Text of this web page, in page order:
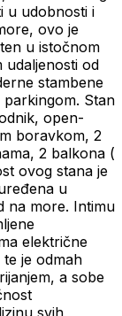
u udobnosti i
ovo je
u istočnom
udaljenosti od
stambene
Stan
open-
boravkom, 2
2 balkona (
ovog stana je
u
na more. Intimu
električne
je odmah
a sobe